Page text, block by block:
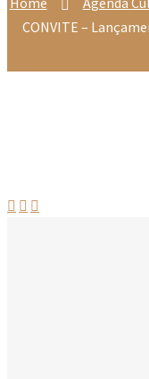
CONVITE –
  